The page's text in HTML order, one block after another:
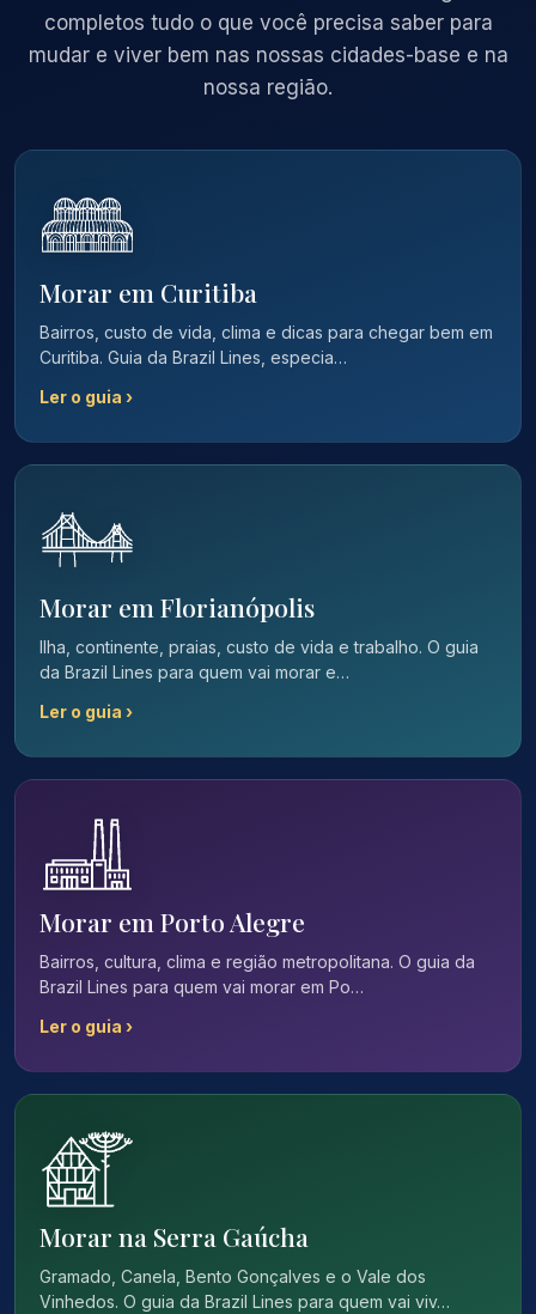
completos tudo o que você precisa saber para
mudar e viver bem nas nossas cidades-base e na
nossa região.
Morar em Curitiba
Bairros, custo de vida, clima e dicas para chegar bem em
Curitiba. Guia da Brazil Lines, especia…
Ler o guia ›
Morar em Florianópolis
Ilha, continente, praias, custo de vida e trabalho. O guia
da Brazil Lines para quem vai morar e…
Ler o guia ›
Morar em Porto Alegre
Bairros, cultura, clima e região metropolitana. O guia da
Brazil Lines para quem vai morar em Po…
Ler o guia ›
Morar na Serra Gaúcha
Gramado, Canela, Bento Gonçalves e o Vale dos
Vinhedos. O guia da Brazil Lines para quem vai viv…